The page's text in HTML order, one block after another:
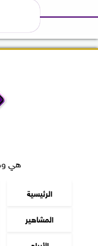
هي
الرئيسية
المشاهير